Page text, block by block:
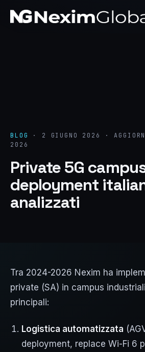
BLOG · 2 GIUGNO 2026 ·
2026
Private 5G
deployment
analizzati
Tra 2024-2026 Nexim ha
private (SA) in campus
principali:
Logistica automatizzata
deployment, replace Wi-Fi 6